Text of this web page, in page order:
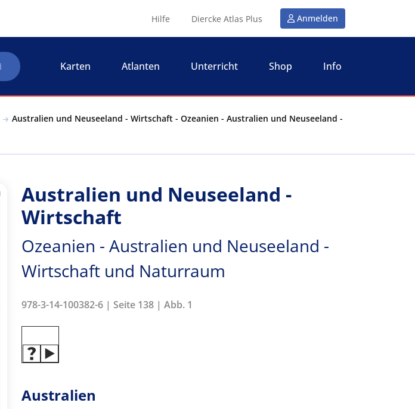
Hilfe Diercke Atlas Plus Anmelden
Karten Atlanten Unterricht Shop Info
Australien und Neuseeland - Wirtschaft - Ozeanien - Australien und Neuseeland -
Australien und Neuseeland -
Wirtschaft
Ozeanien - Australien und Neuseeland -
Wirtschaft und Naturraum
978-3-14-100382-6 | Seite 138 | Abb. 1
Australien